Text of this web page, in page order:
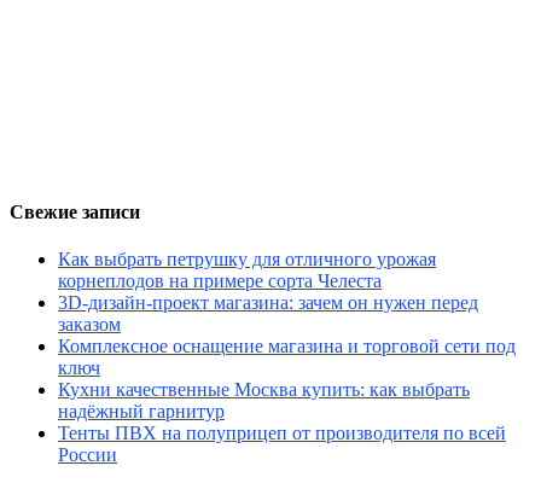
Свежие записи
Как выбрать петрушку для отличного урожая
корнеплодов на примере сорта Челеста
3D-дизайн-проект магазина: зачем он нужен перед
заказом
Комплексное оснащение магазина и торговой сети под
ключ
Кухни качественные Москва купить: как выбрать
надёжный гарнитур
Тенты ПВХ на полуприцеп от производителя по всей
России